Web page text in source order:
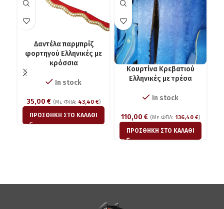
Δαντέλα παρμπρίζ
φορτηγού Ελληνικές με
κρόσσια
In stock
35,00 € (Με ΦΠΑ: 43,40 €)
ΠΡΟΣΘΉΚΗ ΣΤΟ ΚΑΛΆΘΙ
Κουρτίνα Κρεβατιού
Ελληνικές με τρέσα
In stock
110,00 € (Με ΦΠΑ: 136,40 €)
ΠΡΟΣΘΉΚΗ ΣΤΟ ΚΑΛΆΘΙ